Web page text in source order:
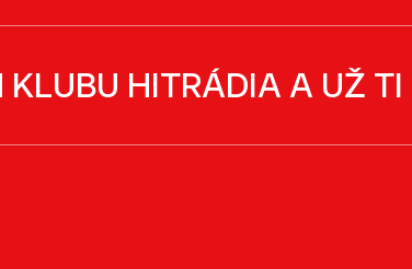
HITRÁDIA A UŽ TI